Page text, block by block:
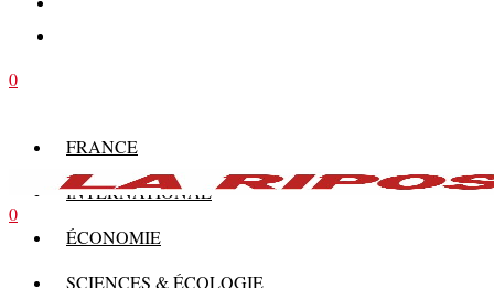
0
FRANCE
INTERNATIONAL
ÉCONOMIE
SCIENCES & ÉCOLOGIE
0